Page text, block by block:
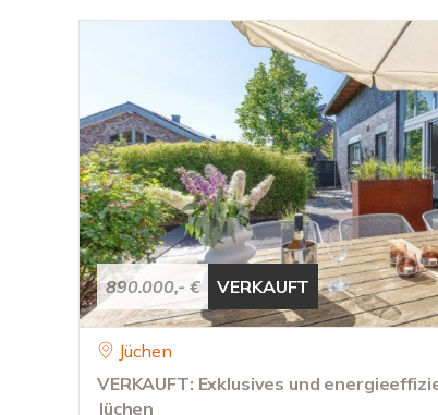
890.000,- € VERKAUFT
Jüchen
VERKAUFT: Exklusives und
Jüchen